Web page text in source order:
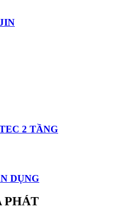
2 TẦNG
DỤNG
PHÁT